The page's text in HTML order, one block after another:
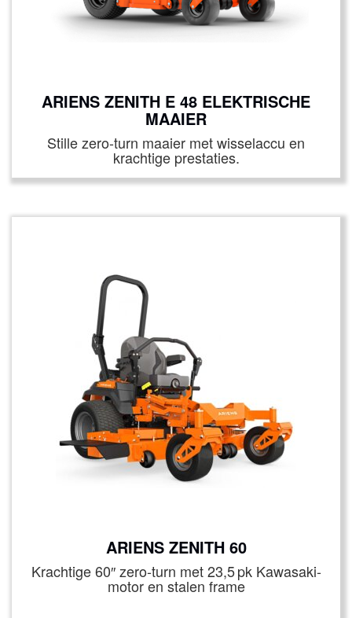
ARIENS ZENITH E 48 ELEKTRISCHE
MAAIER
Stille zero-turn maaier met wisselaccu en
krachtige prestaties.
ARIENS ZENITH 60
Krachtige 60″ zero‑turn met 23,5 pk Kawasaki-
motor en stalen frame